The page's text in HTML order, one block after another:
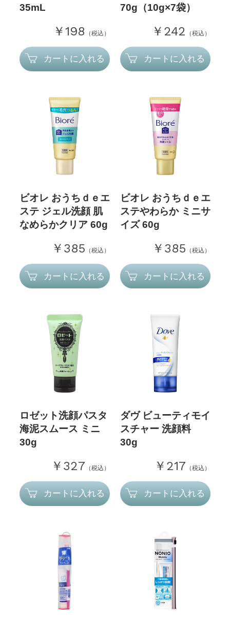
35mL
￥198 （税込）
カートに入れる
70g（10g×7袋）
￥242 （税込）
カートに入れる
ビオレ おうちｄｅエ
ステ ジェル洗顔 肌
なめらかクリア 60g
￥385 （税込）
カートに入れる
ビオレ おうちｄｅエ
ステやわらか ミニサ
イズ 60g
￥385 （税込）
カートに入れる
ロゼット洗顔パスタ
海泥スムース ミニ
30g
￥327 （税込）
カートに入れる
ダヴ ビューティモイ
スチャー 洗顔料
30g
￥217 （税込）
カートに入れる